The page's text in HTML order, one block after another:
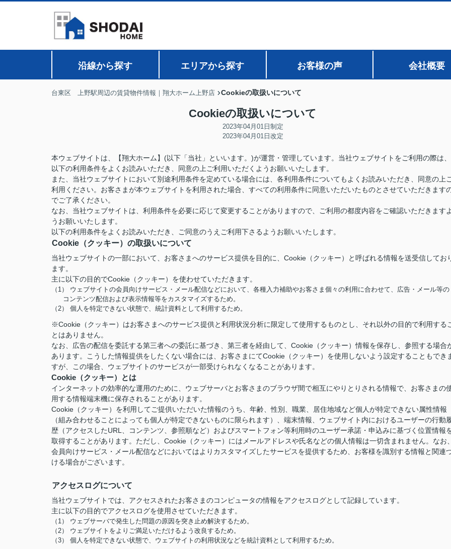
沿線から探す エリアから探す お客様の声 会社概要
台東区 上野駅周辺の賃貸物件情報｜翔大ホーム上野店 Cookieの取扱いについて
Cookieの取扱いについて
2023年04月01日制定
2023年04月01日改定
本ウェブサイトは、【翔大ホーム】(以下「当社」といいます。)が運営・管理しています。当社ウェブサイトをご利用の際は、
以下の利用条件をよくお読みいただき、同意の上ご利用いただくようお願いいたします。
また、当社ウェブサイトにおいて別途利用条件を定めている場合には、各利用条件についてもよくお読みいただき、同意の上
利用ください。お客さまが本ウェブサイトを利用された場合、すべての利用条件に同意いただいたものとさせていただきます
でご了承ください。
なお、当社ウェブサイトは、利用条件を必要に応じて変更することがありますので、ご利用の都度内容をご確認いただきますよ
うお願いいたします。
以下の利用条件をよくお読みいただき、ご同意のうえご利用下さるようお願いいたします。
Cookie（クッキー）の取扱いについて
当社ウェブサイトの一部において、お客さまへのサービス提供を目的に、Cookie（クッキー）と呼ばれる情報を送受信してお
ます。
主に以下の目的でCookie（クッキー）を使わせていただきます。
（1） ウェブサイトの会員向けサービス・メール配信などにおいて、各種入力補助やお客さま個々の利用に合わせて、広告・メール等の
コンテンツ配信および表示情報等をカスタマイズするため。
（2） 個人を特定できない状態で、統計資料として利用するため。
※Cookie（クッキー）はお客さまへのサービス提供と利用状況分析に限定して使用するものとし、それ以外の目的で利用する
とはありません。
なお、広告の配信を委託する第三者への委託に基づき、第三者を経由して、Cookie（クッキー）情報を保存し、参照する場合
あります。こうした情報提供をしたくない場合には、お客さまにてCookie（クッキー）を使用しないよう設定することもでき
すが、この場合、ウェブサイトのサービスが一部受けられなくなることがあります。
Cookie（クッキー）とは
インターネットの効率的な運用のために、ウェブサーバとお客さまのブラウザ間で相互にやりとりされる情報で、お客さまの
用する情報端末機に保存されることがあります。
Cookie（クッキー）を利用してご提供いただいた情報のうち、年齢、性別、職業、居住地域など個人が特定できない属性情報
（組み合わせることによっても個人が特定できないものに限られます）、端末情報、ウェブサイト内におけるユーザーの行動
歴（アクセスしたURL、コンテンツ、参照順など）およびスマートフォン等利用時のユーザー承諾・申込みに基づく位置情報
取得することがあります。ただし、Cookie（クッキー）にはメールアドレスや氏名などの個人情報は一切含まれません。なお、
会員向けサービス・メール配信などにおいてはよりカスタマイズしたサービスを提供するため、お客様を識別する情報と関連
ける場合がございます。
アクセスログについて
当社ウェブサイトでは、アクセスされたお客さまのコンピュータの情報をアクセスログとして記録しています。
主に以下の目的でアクセスログを使用させていただきます。
（1） ウェブサーバで発生した問題の原因を突き止め解決するため。
（2） ウェブサイトをよりご満足いただけるよう改良するため。
（3） 個人を特定できない状態で、ウェブサイトの利用状況などを統計資料として利用するため。